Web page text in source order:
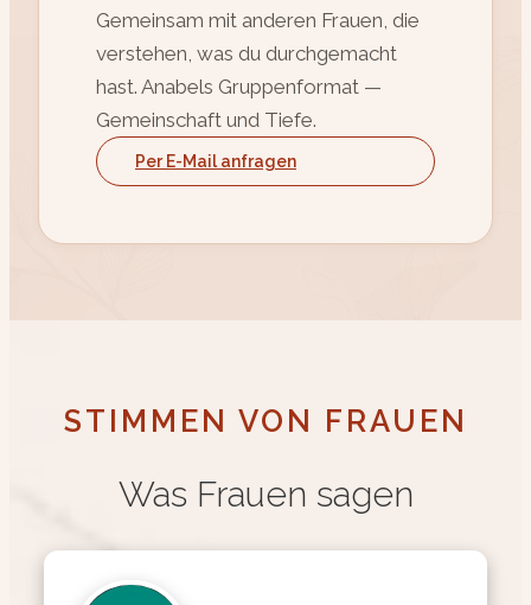
Gemeinsam mit anderen Frauen, die
verstehen, was du durchgemacht
hast. Anabels Gruppenformat —
Gemeinschaft und Tiefe.
Per E-Mail anfragen
STIMMEN VON FRAUEN
Was Frauen sagen